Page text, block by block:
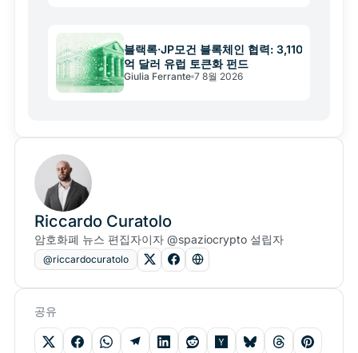
블랙록·JP모건 블록체인 협력: 3,110
억 달러 유럽 토큰화 펀드
Giulia Ferrante 7 8월 2026
Riccardo Curatolo
암호화폐 뉴스 편집자이자 @spaziocrypto 설립자
@riccardocuratolo
공유